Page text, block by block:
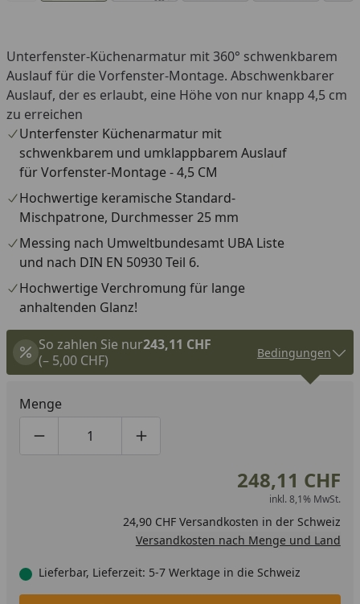
Unterfenster-Küchenarmatur mit 360° schwenkbarem
Auslauf für die Vorfenster-Montage. Abschwenkbarer
Auslauf, der es erlaubt, eine Höhe von nur knapp 4,5 cm
zu erreichen
Unterfenster Küchenarmatur mit
schwenkbarem und umklappbarem Auslauf
für Vorfenster-Montage - 4,5 CM
Hochwertige keramische Standard-
Mischpatrone, Durchmesser 25 mm
Messing nach Umweltbundesamt UBA Liste
und nach DIN EN 50930 Teil 6.
Hochwertige Verchromung für lange
anhaltenden Glanz!
So zahlen Sie nur243,11 CHF
(– 5,00 CHF)
Bedingungen
Menge
Produktmenge um eins verringern
Produktmenge manuell eingeben
Produktmenge um eins erhöhen
248,11 CHF
inkl. 8,1% MwSt.
24,90 CHF Versandkosten in der Schweiz
Versandkosten nach Menge und Land
Lieferbar, Lieferzeit: 5-7 Werktage in die Schweiz